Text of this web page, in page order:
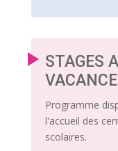
STAGES
Programme
l'accueil des
scolaires.